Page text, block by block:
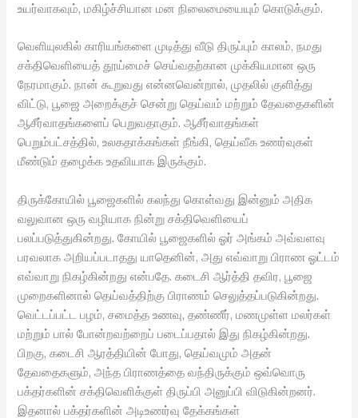
உயர்வாகவும், மகிழ்ச்சியான மன நிலைமையையும் கொடுக்கும்.
வெளியுலகில் காரியங்களை முடித்து வீடு திருப்பும் காலம், நமது
சக்திவெளியைத் தூய்மைச் செய்வதற்கான முக்கியமான ஒரு
நேரமாகும். நான் கூறுவது என்னவென்றால், முதலில் குளித்து
விட்டு, பூஜை அறைக்குச் சென்று தெய்வம் மற்றும் தேவதைகளின்
ஆசீர்வாதங்களைப் பெறுவதாகும். ஆசீர்வாதங்கள்
பெறும்பட்சத்தில், உலகதாக்கங்கள் நீங்கி, தெய்வீக உணர்வுகள்
மீண்டும் தழைக்க உதவியாக இருக்கும்.
திருக்கோயில் பூஜைகளில் கலந்து கொள்வது இன்னும் அதிக
வலுவான ஒரு வழியாக நின்று சக்திவெளியைப்
பலப்படுத்துகின்றது. கோயில் பூஜைகளில் ஓர் அங்கம் அவ்வளவு
பரவலாக அறியப்படாதது யாதெனின், அது எவ்வாறு பிராண ஓட்டம்
எவ்வாறு நிகழ்கின்றது என்பதே. கடைசி ஆர்த்தி தவிர, பூஜை
முறைகளினால் தெய்வத்திற்கு பிராணம் செலுத்தப்படுகின்றது.
வெட்டப்பட்ட பழம், சமைத்த உணவு, தண்ணீர், மணமுள்ள மலர்கள்
மற்றும் பால் போன்றவற்றைப் படைப்பதால் இது நிகழ்கின்றது.
பிறகு, கடைசி ஆரத்தியின் போது, தெய்வமும் அதன்
தேவதைகளும், அந்த பிராணத்தை வந்திருக்கும் ஒவ்வொரு
பக்தர்களின் சக்திவெளிக்குள் திருப்பி அனுப்பி விடுகின்றனர்.
இதனால் பக்தர்களின் அடிஉணர்வு தேக்கங்கள்